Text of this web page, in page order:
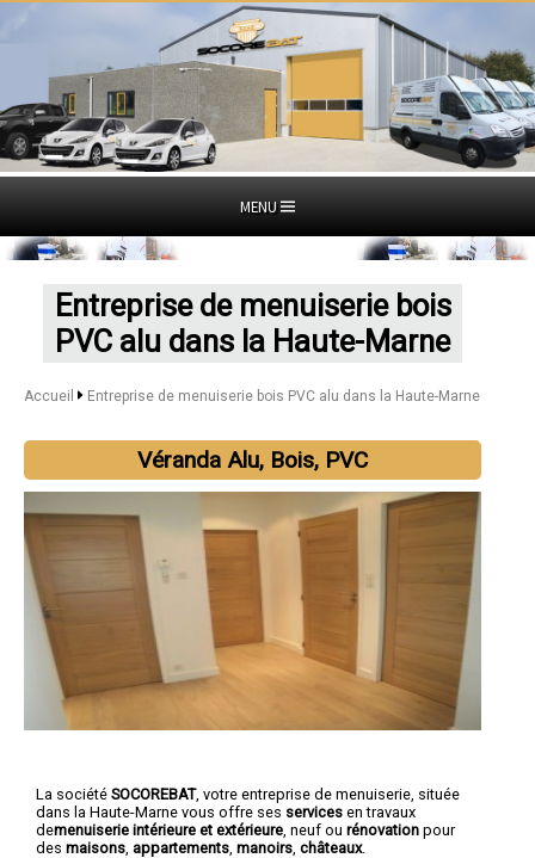
MENU
Entreprise de menuiserie bois
PVC alu dans la Haute-Marne
Accueil Entreprise de menuiserie bois PVC alu dans la Haute-Marne
Véranda Alu, Bois, PVC
La société SOCOREBAT, votre entreprise de menuiserie , située
dans la Haute-Marne vous offre ses services en travaux
demenuiserie intérieure et extérieure , neuf ou rénovation pour
des maisons appartements manoirs châteaux.